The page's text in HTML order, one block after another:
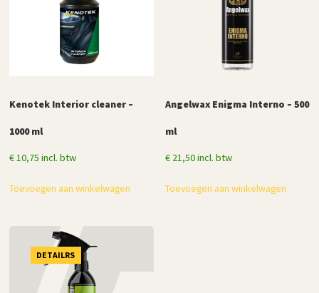
Kenotek Interior cleaner –
1000 ml
€10,75 incl. btw
Toevoegen aan winkelwagen
Angelwax Enigma Interno – 500
ml
€ 21,50incl. btw
Toevoegen aan winkelwagen
DETAILRS